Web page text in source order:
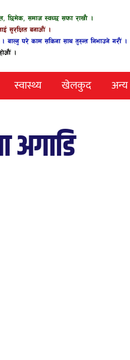
स्वास्थ्य खेलकुद अन्य
अगाडि